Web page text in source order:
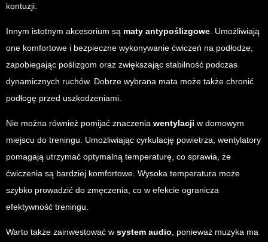
kontuzji.
Innym istotnym akcesorium są maty antypoślizgowe . Umożliwiają
one komfortowe i bezpieczne wykonywanie ćwiczeń na podłodze,
zapobiegając poślizgom oraz zwiększając stabilność podczas
dynamicznych ruchów. Dobrze wybrana mata może także chronić
podłogę przed uszkodzeniami.
Nie można również pomijać znaczenia wentylacji w domowym
miejscu do treningu. Umożliwiając cyrkulację powietrza, wentylatory
pomagają utrzymać optymalną temperaturę, co sprawia, że
ćwiczenia są bardziej komfortowe. Wysoka temperatura może
szybko prowadzić do zmęczenia, co w efekcie ogranicza
efektywność treningu.
Warto także zainwestować w system audio , ponieważ muzyka ma